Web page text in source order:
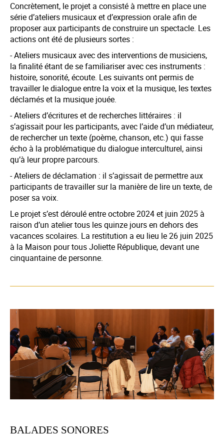
Concrètement, le projet a consisté à mettre en place une
série d’ateliers musicaux et d’expression orale afin de
proposer aux participants de construire un spectacle. Les
actions ont été de plusieurs sortes :
- Ateliers musicaux avec des interventions de musiciens,
la finalité étant de se familiariser avec ces instruments :
histoire, sonorité, écoute. Les suivants ont permis de
travailler le dialogue entre la voix et la musique, les textes
déclamés et la musique jouée.
- Ateliers d’écritures et de recherches littéraires : il
s’agissait pour les participants, avec l’aide d’un médiateur,
de rechercher un texte (poème, chanson, etc.) qui fasse
écho à la problématique du dialogue interculturel, ainsi
qu’à leur propre parcours.
- Ateliers de déclamation : il s’agissait de permettre aux
participants de travailler sur la manière de lire un texte, de
poser sa voix.
Le projet s’est déroulé entre octobre 2024 et juin 2025 à
raison d’un atelier tous les quinze jours en dehors des
vacances scolaires. La restitution a eu lieu le 26 juin 2025
à la Maison pour tous Joliette République, devant une
cinquantaine de personne.
BALADES SONORES